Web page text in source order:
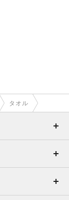
タオル